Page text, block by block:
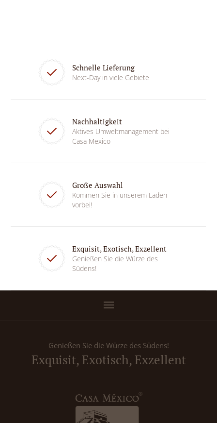
Schnelle Lieferung
Next-Day in viele Gebiete
Nachhaltigkeit
Aktives Umweltmanagement bei
Casa Mexico
Große Auswahl
Kommen Sie in unserem Laden
vorbei!
Exquisit, Exotisch, Exzellent
Genießen Sie die Würze des
Südens!
Genießen Sie die Würze des Südens!
Exquisit, Exotisch, Exzellent